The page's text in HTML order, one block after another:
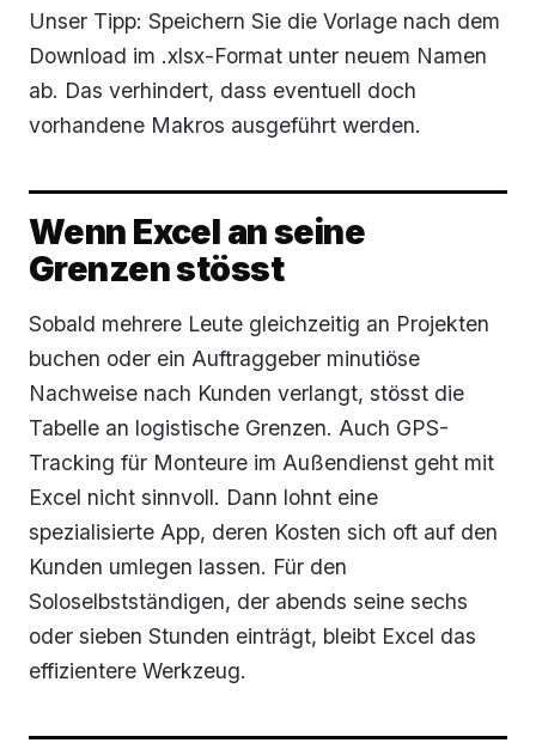
Unser Tipp: Speichern Sie die Vorlage nach dem
Download im .xlsx-Format unter neuem Namen
ab. Das verhindert, dass eventuell doch
vorhandene Makros ausgeführt werden.
Wenn Excel an seine
Grenzen stösst
Sobald mehrere Leute gleichzeitig an Projekten
buchen oder ein Auftraggeber minutiöse
Nachweise nach Kunden verlangt, stösst die
Tabelle an logistische Grenzen. Auch GPS-
Tracking für Monteure im Außendienst geht mit
Excel nicht sinnvoll. Dann lohnt eine
spezialisierte App, deren Kosten sich oft auf den
Kunden umlegen lassen. Für den
Soloselbstständigen, der abends seine sechs
oder sieben Stunden einträgt, bleibt Excel das
effizientere Werkzeug.